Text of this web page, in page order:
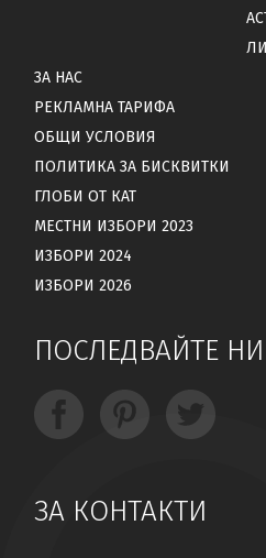
ЗА НАС
РЕКЛАМНА ТАРИФА
ОБЩИ УСЛОВИЯ
ПОЛИТИКА ЗА БИСКВИТКИ
ГЛОБИ ОТ КАТ
МЕСТНИ ИЗБОРИ 2023
ИЗБОРИ 2024
ИЗБОРИ 2026
ПОСЛЕДВАЙТЕ НИ
ЗА КОНТАКТИ